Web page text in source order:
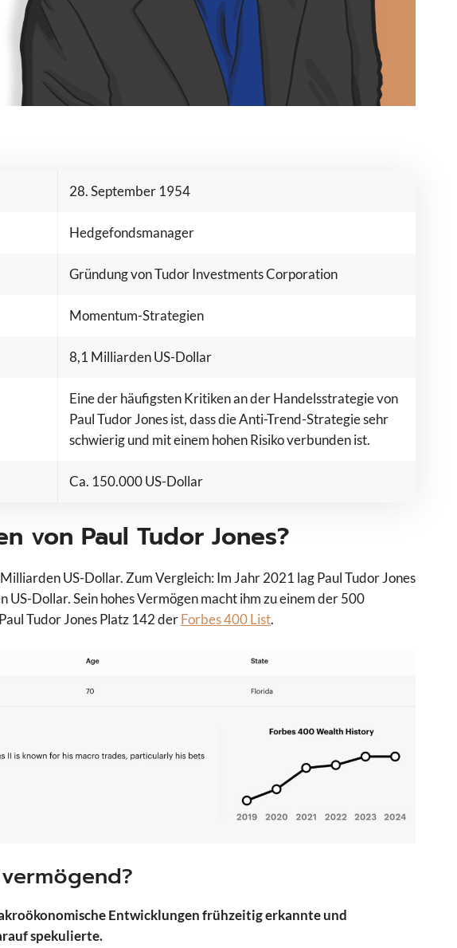
28. September 1954
Hedgefondsmanager
Gründung von Tudor Investments Corporation
Momentum-Strategien
8,1 Milliarden US-Dollar
Eine der häufigsten Kritiken an der Handelsstrategie von
Paul Tudor Jones ist, dass die Anti-Trend-Strategie sehr
schwierig und mit einem hohen Risiko verbunden ist.
Ca. 150.000 US-Dollar
von Paul Tudor Jones?
US-Dollar. Zum Vergleich: Im Jahr 2021 lag Paul Tudor Jones
Dollar. Sein hohes Vermögen macht ihm zu einem der 500
Tudor Jones Platz 142 derForbes 400 List.
Entwicklungen frühzeitig erkannte und
spekulierte.